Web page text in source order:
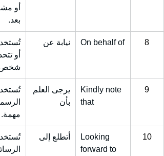
أو
بعد.
8
On behalf of نيابة عن
أو
شخص
9
Kindly note
that
يرجى العلم
بأن
مهمة.
10
Looking
forward to
أتطلع إلى